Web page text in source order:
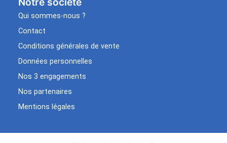
Qui sommes-nous ?
Contact
Conditions générales de vente
Données personnelles
Nos 3 engagements
Nos partenaires
Mentions légales